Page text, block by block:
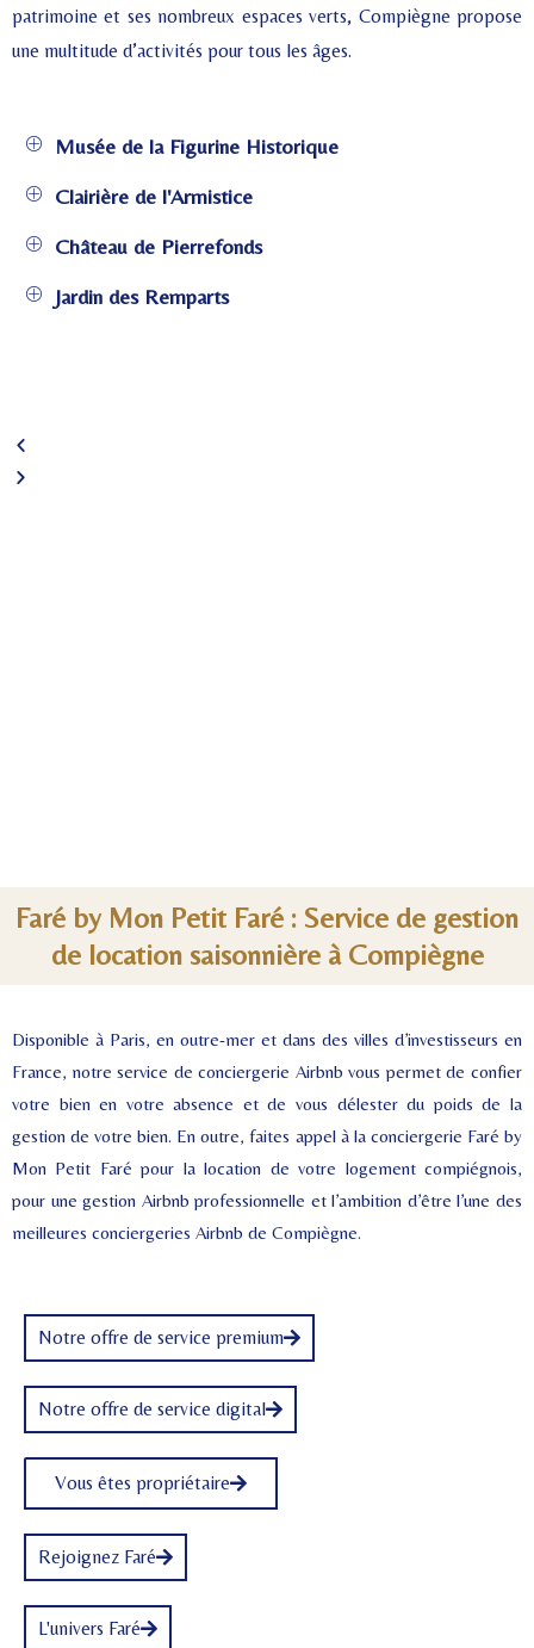
patrimoine et ses nombreux espaces verts, Compiègne propose
une multitude d’activités pour tous les âges.
Musée de la Figurine Historique
Clairière de l'Armistice
Château de Pierrefonds
Jardin des Remparts
Faré by Mon Petit Faré : Service de gestion
de location saisonnière à Compiègne
Disponible à Paris, en outre-mer et dans des villes d’investisseurs en
France, notre service de conciergerie Airbnb vous permet de confier
votre bien en votre absence et de vous délester du poids de la
gestion de votre bien. En outre, faites appel à la conciergerie Faré by
Mon Petit Faré pour la location de votre logement compiégnois,
pour une gestion Airbnb professionnelle et l’ambition d’être l’une des
meilleures conciergeries Airbnb de Compiègne.
Notre offre de service premium
Notre offre de service digital
Vous êtes propriétaire
Rejoignez Faré
L'univers Faré